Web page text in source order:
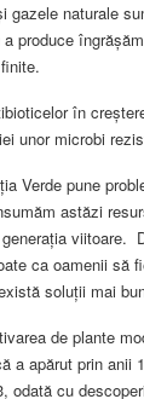
gazele naturale
produce
în
unor microbi
Verde pune
astăzi
viitoare.
ca oamenii să
soluții mai
de plante
a apărut prin anii
odată cu